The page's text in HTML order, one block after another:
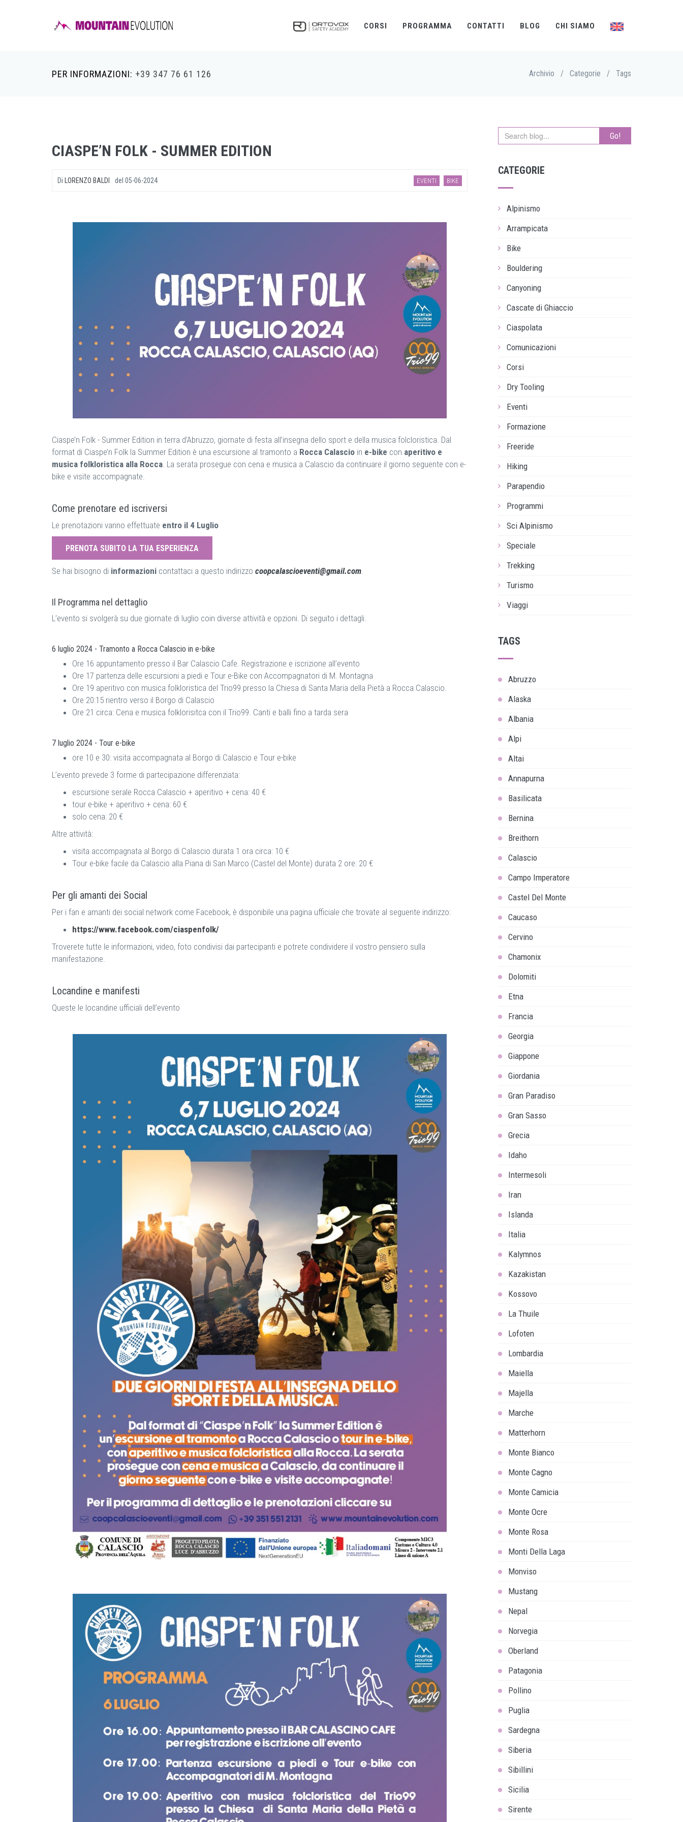
CORSI PROGRAMMA CONTATTI BLOG CHI SIAMO
PER INFORMAZIONI: +39 347 76 61 126 Archivio / Categorie / Tags
CIASPE’N FOLK - SUMMER EDITION
Di LORENZO BALDI del 05-06-2024 EVENTI BIKE
Ciaspe’n Folk - Summer Edition in terra d’Abruzzo, giornate di festa all’insegna dello sport e della musica folcloristica. Dal
format di Ciaspe’n Folk la Summer Edition è una escursione al tramonto a Rocca Calascio in e-bike con aperitivo e
musica folkloristica alla Rocca. La serata prosegue con cena e musica a Calascio da continuare il giorno seguente con e-
bike e visite accompagnate.
Come prenotare ed iscriversi
Le prenotazioni vanno effettuate entro il 4 Luglio
PRENOTA SUBITO LA TUA ESPERIENZA
Se hai bisogno di informazioni contattaci a questo indirizzo coopcalascioeventi@gmail.com.
Il Programma nel dettaglio
L’evento si svolgerà su due giornate di luglio coin diverse attività e opzioni. Di seguito i dettagli.
6 luglio 2024 - Tramonto a Rocca Calascio in e-bike
Ore 16 appuntamento presso il Bar Calascio Cafe. Registrazione e iscrizione all’evento
Ore 17 partenza delle escursioni a piedi e Tour e-Bike con Accompagnatori di M. Montagna
Ore 19 aperitivo con musica folkloristica del Trio99 presso la Chiesa di Santa Maria della Pietà a Rocca Calascio.
Ore 20:15 rientro verso il Borgo di Calascio
Ore 21 circa: Cena e musica folklorisitca con il Trio99. Canti e balli fino a tarda sera
7 luglio 2024 - Tour e-bike
ore 10 e 30: visita accompagnata al Borgo di Calascio e Tour e-bike
L’evento prevede 3 forme di partecipazione differenziata:
escursione serale Rocca Calascio + aperitivo + cena: 40 €
tour e-bike + aperitivo + cena: 60 €
solo cena: 20 €
Altre attività:
visita accompagnata al Borgo di Calascio durata 1 ora circa: 10 €
Tour e-bike facile da Calascio alla Piana di San Marco (Castel del Monte) durata 2 ore: 20 €
Per gli amanti dei Social
Per i fan e amanti dei social network come Facebook, è disponibile una pagina ufficiale che trovate al seguente indirizzo:
https://www.facebook.com/ciaspenfolk/
Troverete tutte le informazioni, video, foto condivisi dai partecipanti e potrete condividere il vostro pensiero sulla
manifestazione.
Locandine e manifesti
Queste le locandine ufficiali dell’evento
Go!
CATEGORIE
Alpinismo
Arrampicata
Bike
Bouldering
Canyoning
Cascate di Ghiaccio
Ciaspolata
Comunicazioni
Corsi
Dry Tooling
Eventi
Formazione
Freeride
Hiking
Parapendio
Programmi
Sci Alpinismo
Speciale
Trekking
Turismo
Viaggi
TAGS
Abruzzo
Alaska
Albania
Alpi
Altai
Annapurna
Basilicata
Bernina
Breithorn
Calascio
Campo Imperatore
Castel Del Monte
Caucaso
Cervino
Chamonix
Dolomiti
Etna
Francia
Georgia
Giappone
Giordania
Gran Paradiso
Gran Sasso
Grecia
Idaho
Intermesoli
Iran
Islanda
Italia
Kalymnos
Kazakistan
Kossovo
La Thuile
Lofoten
Lombardia
Maiella
Majella
Marche
Matterhorn
Monte Bianco
Monte Cagno
Monte Camicia
Monte Ocre
Monte Rosa
Monti Della Laga
Monviso
Mustang
Nepal
Norvegia
Oberland
Patagonia
Pollino
Puglia
Sardegna
Siberia
Sibillini
Sicilia
Sirente